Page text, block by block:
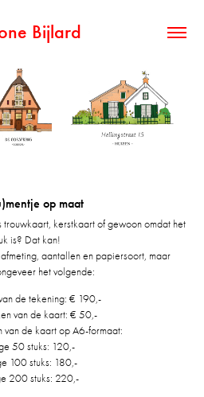
Bijlard
op maat
kerstkaart of gewoon omdat het
is? Dat kan!
aantallen en papiersoort, maar
het volgende:
de tekening: € 190,-
van de kaart: € 50,-
van de kaart op A6-formaat:
50 stuks: 120,-
100 stuks: 180,-
200 stuks: 220,-